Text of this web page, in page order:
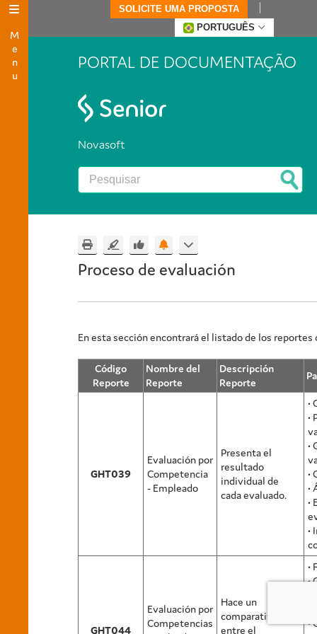
Menu
SOLICITE UMA PROPOSTA
PORTUGUÊS
PORTAL DE DOCUMENTAÇÃO
Novasoft
Proceso de evaluación
En esta sección encontrará el listado de los
Código
Reporte
Nombre del
Reporte
Descripción
Reporte
GHT039
Evaluación por
Competencia
- Empleado
Presenta el
resultado
individual de
cada evaluado.
•
•
•
•
•
•
•
GHT044
Evaluación por
Competencias
Hace un
comparativo
entre el
•
•
•